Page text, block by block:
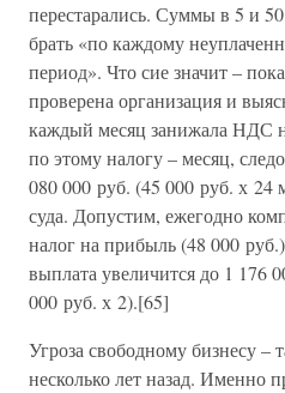
перестарались. Суммы в 5 и
брать «по каждому
период». Что сие значит –
проверена организация и
каждый месяц занижала НДС
по этому налогу – месяц,
080 000 руб. (45 000 руб. х 24
суда. Допустим, ежегодно
налог на прибыль (48 000
выплата увеличится до 1 176
000 руб. х 2).[65]
Угроза свободному бизнесу –
несколько лет назад. Именно